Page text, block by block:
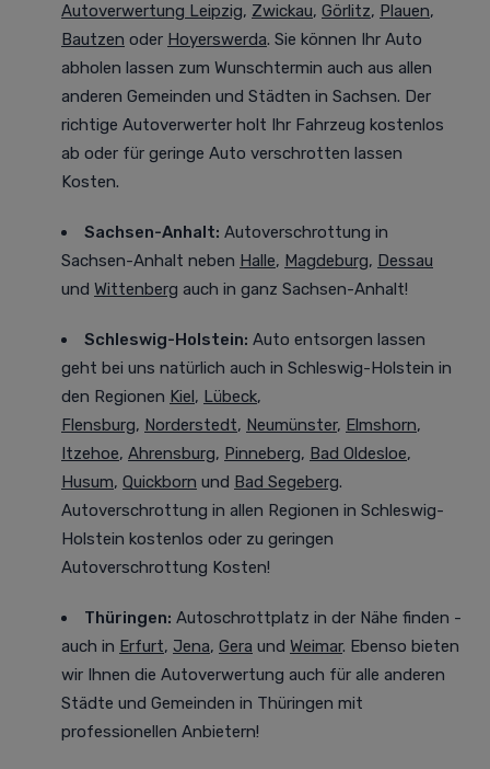
Autoverwertung Leipzig, Zwickau, Görlitz, Plauen,
Bautzen oder Hoyerswerda. Sie können Ihr Auto
abholen lassen zum Wunschtermin auch aus allen
anderen Gemeinden und Städten in Sachsen. Der
richtige Autoverwerter holt Ihr Fahrzeug kostenlos
ab oder für geringe Auto verschrotten lassen
Kosten.
Sachsen-Anhalt: Autoverschrottung in
Sachsen-Anhalt neben Halle, Magdeburg, Dessau
und Wittenberg auch in ganz Sachsen-Anhalt!
Schleswig-Holstein: Auto entsorgen lassen
geht bei uns natürlich auch in Schleswig-Holstein in
den Regionen Kiel, Lübeck,
Flensburg, Norderstedt, Neumünster, Elmshorn,
Itzehoe, Ahrensburg, Pinneberg, Bad Oldesloe,
Husum, Quickborn und Bad Segeberg.
Autoverschrottung in allen Regionen in Schleswig-
Holstein kostenlos oder zu geringen
Autoverschrottung Kosten!
Thüringen: Autoschrottplatz in der Nähe finden -
auch in Erfurt, Jena, Gera und Weimar. Ebenso bieten
wir Ihnen die Autoverwertung auch für alle anderen
Städte und Gemeinden in Thüringen mit
professionellen Anbietern!